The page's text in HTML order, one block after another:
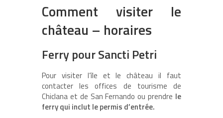
Comment visiter le
château – horaires
Ferry pour Sancti Petri
Pour visiter l’île et le château il faut
contacter les offices de tourisme de
Chiclana et de San Fernando ou prendre le
ferry qui inclut le permis d’entrée.